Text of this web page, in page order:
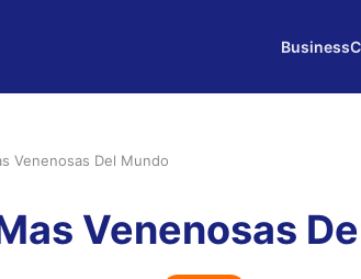
Business
Venenosas Del Mundo
Venenosas